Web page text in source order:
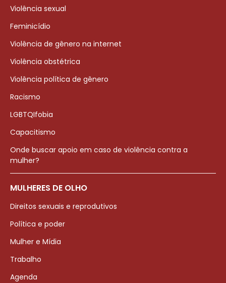
Violência sexual
Feminicídio
Violência de gênero na internet
Violência obstétrica
Violência política de gênero
Racismo
LGBTQIfobia
Capacitismo
Onde buscar apoio em caso de violência contra a
mulher?
MULHERES DE OLHO
Direitos sexuais e reprodutivos
Política e poder
Mulher e Mídia
Trabalho
Agenda